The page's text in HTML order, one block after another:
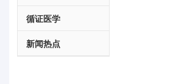
循证医学
新闻热点